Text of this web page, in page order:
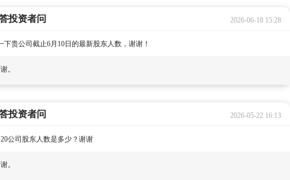
投资者问 2026-06-18 15:28
下贵公司截止6月10日的最新股东人数，谢谢！
。
投资者问 2026-05-22 16:13
公司股东人数是多少？谢谢
。